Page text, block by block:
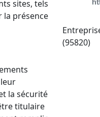
sites, tels
la présence
la sécurité
titulaire
(95820)